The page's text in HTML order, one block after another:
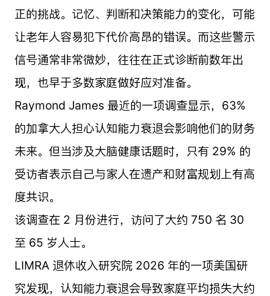
正的挑战。记忆、判断和决策能力的变化，可能
让老年人容易犯下代价高昂的错误。而这些警示
信号通常非常微妙，往往在正式诊断前数年出
现，也早于多数家庭做好应对准备。
Raymond James 最近的一项调查显示，63%
的加拿大人担心认知能力衰退会影响他们的财务
未来。但当涉及大脑健康话题时，只有 29% 的
受访者表示自己与家人在遗产和财富规划上有高
度共识。
该调查在 2 月份进行，访问了大约 750 名 30
至 65 岁人士。
LIMRA 退休收入研究院 2026 年的一项美国研
究发现，认知能力衰退会导致家庭平均损失大约